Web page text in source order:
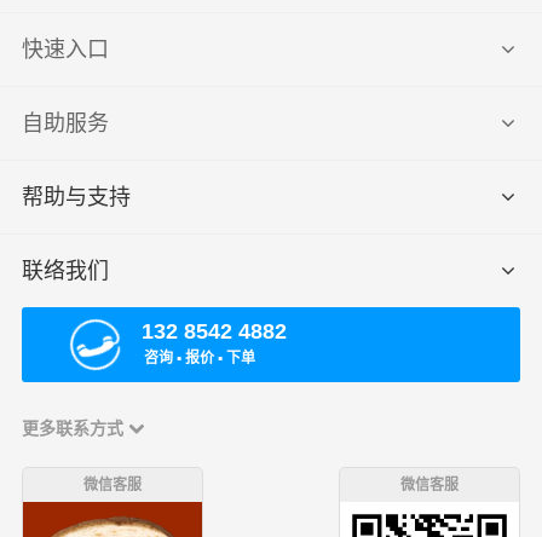
快速入口
自助服务
帮助与支持
联络我们
132 8542 4882
咨询 ▪ 报价 ▪ 下单
更多联系方式
微信客服 微信客服